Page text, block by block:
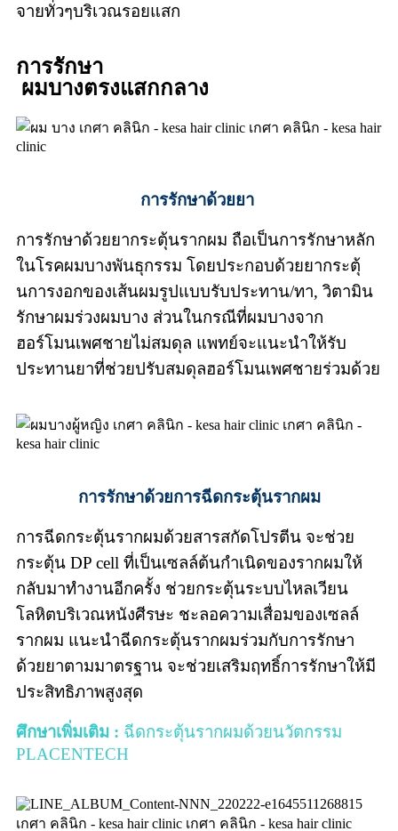
จายทั่วๆบริเวณรอยแสก
การรักษา
ผมบางตรงแสกกลาง
การรักษาด้วยยา
การรักษาด้วยยากระตุ้นรากผม ถือเป็นการรักษาหลัก
ในโรคผมบางพันธุกรรม โดยประกอบด้วยยากระตุ้
นการงอกของเส้นผมรูปแบบรับประทาน/ทา, วิตามิน
รักษาผมร่วงผมบาง ส่วนในกรณีที่ผมบางจาก
ฮอร์โมนเพศชายไม่สมดุล แพทย์จะแนะนำให้รับ
ประทานยาที่ช่วยปรับสมดุลฮอร์โมนเพศชายร่วมด้วย
การรักษาด้วยการฉีดกระตุ้นรากผม
การฉีดกระตุ้นรากผมด้วยสารสกัดโปรตีน จะช่วย
กระตุ้น DP cell ที่เป็นเซลล์ต้นกำเนิดของรากผมให้
กลับมาทำงานอีกครั้ง ช่วยกระตุ้นระบบไหลเวียน
โลหิตบริเวณหนังศีรษะ ชะลอความเสื่อมของเซลล์
รากผม แนะนำฉีดกระตุ้นรากผมร่วมกับการรักษา
ด้วยยาตามมาตรฐาน จะช่วยเสริมฤทธิ์การรักษาให้มี
ประสิทธิภาพสูงสุด
ศึกษาเพิ่มเติม : ฉีดกระตุ้นรากผมด้วยนวัตกรรม
PLACENTECH